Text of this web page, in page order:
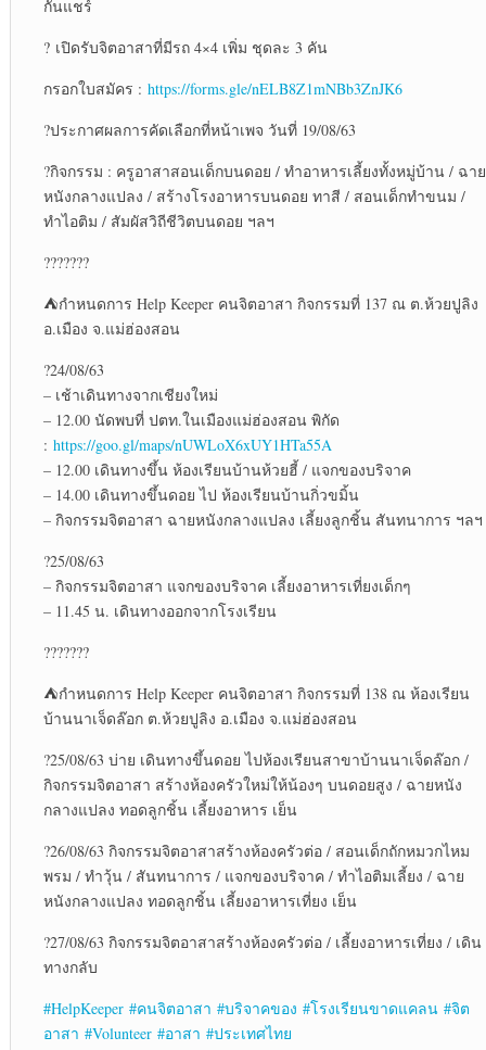
กันแชร์
?เปิดรับจิตอาสาที่มีรถ 4×4 เพิ่ม ชุดละ 3 คัน
กรอกใบสมัคร : https://forms.gle/nELB8Z1mNBb3ZnJK6
?ประกาศผลการคัดเลือกที่หน้าเพจ วันที่ 19/08/63
?กิจกรรม : ครูอาสาสอนเด็กบนดอย / ทำอาหารเลี้ยงทั้งหมู่บ้าน / ฉาย
หนังกลางแปลง / สร้างโรงอาหารบนดอย ทาสี / สอนเด็กทำขนม /
ทำไอติม / สัมผัสวิถีชีวิตบนดอย ฯลฯ
???????
⛺กำหนดการ Help Keeper คนจิตอาสา กิจกรรมที่ 137 ณ ต.ห้วยปูลิง
อ.เมือง จ.แม่ฮ่องสอน
?24/08/63
– เช้าเดินทางจากเชียงใหม่
– 12.00 นัดพบที่ ปตท.ในเมืองแม่ฮ่องสอน พิกัด
: https://goo.gl/maps/nUWLoX6xUY1HTa55A
– 12.00 เดินทางขึ้น ห้องเรียนบ้านห้วยฮี้ / แจกของบริจาค
– 14.00 เดินทางขึ้นดอย ไป ห้องเรียนบ้านกิ่วขมิ้น
– กิจกรรมจิตอาสา ฉายหนังกลางแปลง เลี้ยงลูกชิ้น สันทนาการ ฯลฯ
?25/08/63
– กิจกรรมจิตอาสา แจกของบริจาค เลี้ยงอาหารเที่ยงเด็กๆ
– 11.45 น. เดินทางออกจากโรงเรียน
???????
⛺กำหนดการ Help Keeper คนจิตอาสา กิจกรรมที่ 138 ณ ห้องเรียน
บ้านนาเจ็ดล๊อก ต.ห้วยปูลิง อ.เมือง จ.แม่ฮ่องสอน
?25/08/63 บ่าย เดินทางขึ้นดอย ไปห้องเรียนสาขาบ้านนาเจ็ดล๊อก /
กิจกรรมจิตอาสา สร้างห้องครัวใหม่ให้น้องๆ บนดอยสูง / ฉายหนัง
กลางแปลง ทอดลูกชิ้น เลี้ยงอาหาร เย็น
?26/08/63 กิจกรรมจิตอาสาสร้างห้องครัวต่อ / สอนเด็กถักหมวกไหม
พรม / ทำวุ้น / สันทนาการ / แจกของบริจาค / ทำไอติมเลี้ยง / ฉาย
หนังกลางแปลง ทอดลูกชิ้น เลี้ยงอาหารเที่ยง เย็น
?27/08/63 กิจกรรมจิตอาสาสร้างห้องครัวต่อ / เลี้ยงอาหารเที่ยง / เดิน
ทางกลับ
#HelpKeeper #คนจิตอาสา #บริจาคของ #โรงเรียนขาดแคลน #จิต
อาสา #Volunteer #อาสา #ประเทศไทย